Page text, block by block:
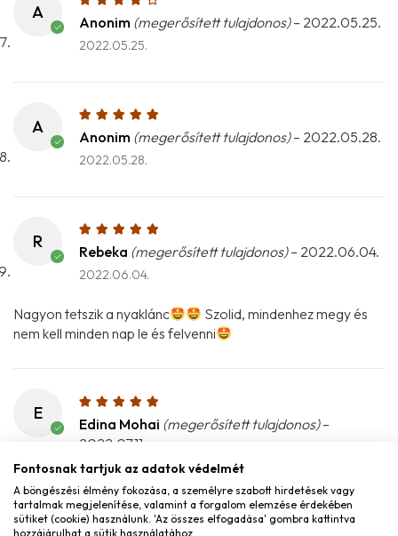
HÍRLEVELÜNKRE!
Részesülj exkluzív kedvezményekben és értesülj elsőnek
újdonságainkról
A
Anonim (megerősített tulajdonos) – 2022.05.25.
2022.05.25.
A
Anonim (megerősített tulajdonos) – 2022.05.28.
2022.05.28.
R
Rebeka (megerősített tulajdonos) – 2022.06.04.
2022.06.04.
Nagyon tetszik a nyaklánc
Szolid, mindenhez megy és
nem kell minden nap le és felvenni
E
Edina Mohai (megerősített tulajdonos) –
2022.07.11.
2022.07.11.
Az Endless karikával együtt rendeltem diplomám
megszerzésének alkalmából. Mióta megérkezett
Fontosnak tartjuk az adatok védelmét
A böngészési élmény fokozása, a személyre szabott hirdetések vagy
tartalmak megjelenítése, valamint a forgalom elemzése érdekében
sütiket (cookie) használunk. 'Az összes elfogadása' gombra kattintva
hozzájárulhat a sütik használatához.